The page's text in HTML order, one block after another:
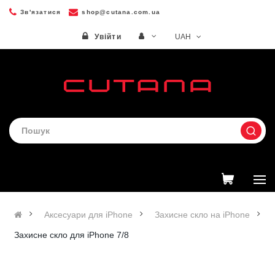
Зв'язатися shop@cutana.com.ua
Увійти
Аксесуари для iPhone Захисне скло на iPhone
Захисне скло для iPhone 7/8